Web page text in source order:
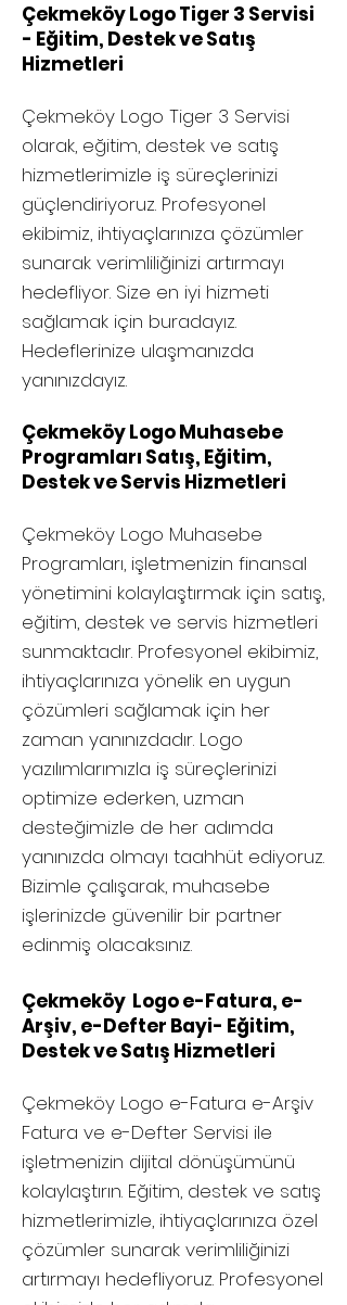
Çekmeköy Logo Tiger 3 Servisi
- Eğitim, Destek ve Satış
Hizmetleri
Çekmeköy Logo Tiger 3 Servisi
olarak, eğitim, destek ve satış
hizmetlerimizle iş süreçlerinizi
güçlendiriyoruz. Profesyonel
ekibimiz, ihtiyaçlarınıza çözümler
sunarak verimliliğinizi artırmayı
hedefliyor. Size en iyi hizmeti
sağlamak için buradayız.
Hedeflerinize ulaşmanızda
yanınızdayız.
Çekmeköy Logo Muhasebe
Programları Satış, Eğitim,
Destek ve Servis Hizmetleri
Çekmeköy Logo Muhasebe
Programları, işletmenizin finansal
yönetimini kolaylaştırmak için satış,
eğitim, destek ve servis hizmetleri
sunmaktadır. Profesyonel ekibimiz,
ihtiyaçlarınıza yönelik en uygun
çözümleri sağlamak için her
zaman yanınızdadır. Logo
yazılımlarımızla iş süreçlerinizi
optimize ederken, uzman
desteğimizle de her adımda
yanınızda olmayı taahhüt ediyoruz.
Bizimle çalışarak, muhasebe
işlerinizde güvenilir bir partner
edinmiş olacaksınız.
Çekmeköy Logo e-Fatura, e-
Arşiv, e-Defter Bayi- Eğitim,
Destek ve Satış Hizmetleri
Çekmeköy Logo e-Fatura e-Arşiv
Fatura ve e-Defter Servisi ile
işletmenizin dijital dönüşümünü
kolaylaştırın. Eğitim, destek ve satış
hizmetlerimizle, ihtiyaçlarınıza özel
çözümler sunarak verimliliğinizi
artırmayı hedefliyoruz. Profesyonel